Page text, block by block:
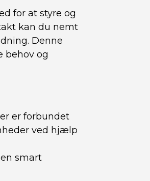
for at styre og
kan du nemt
Denne
behov og
er forbundet
ved hjælp
smart